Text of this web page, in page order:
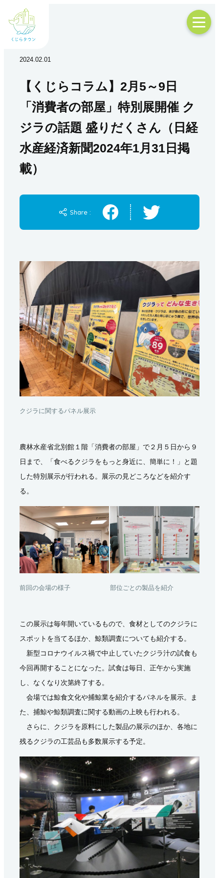
2024.02.01
【くじらコラム】2月5～9日
「消費者の部屋」特別展開催 ク
ジラの話題 盛りだくさん（日経
水産経済新聞2024年1月31日掲
載）
Share :
クジラに関するパネル展示
農林水産省北別館１階「消費者の部屋」で２月５日から９
日まで、「食べるクジラをもっと身近に、簡単に！」と題
した特別展示が行われる。展示の見どころなどを紹介す
る。
前回の会場の様子 部位ごとの製品を紹介
この展示は毎年開いているもので、食材としてのクジラに
スポットを当てるほか、鯨類調査についても紹介する。
新型コロナウイルス禍で中止していたクジラ汁の試食も
今回再開することになった。試食は毎日、正午から実施
し、なくなり次第終了する。
会場では鯨食文化や捕鯨業を紹介するパネルを展示。ま
た、捕鯨や鯨類調査に関する動画の上映も行われる。
さらに、クジラを原料にした製品の展示のほか、各地に
残るクジラの工芸品も多数展示する予定。